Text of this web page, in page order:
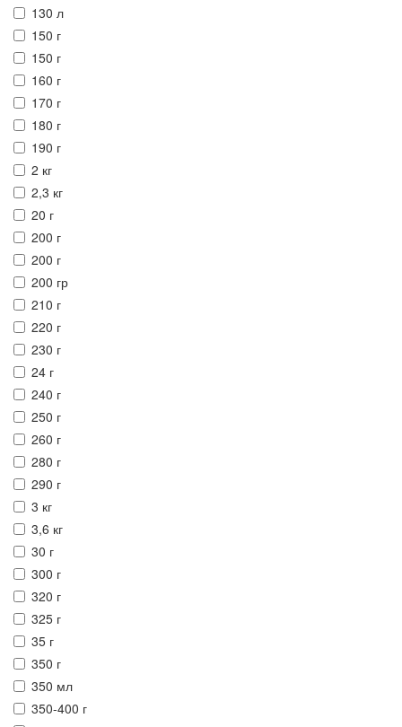
130 л
150 г
150 г
160 г
170 г
180 г
190 г
2 кг
2,3 кг
20 г
200 г
200 г
200 гр
210 г
220 г
230 г
24 г
240 г
250 г
260 г
280 г
290 г
3 кг
3,6 кг
30 г
300 г
320 г
325 г
35 г
350 г
350 мл
350-400 г